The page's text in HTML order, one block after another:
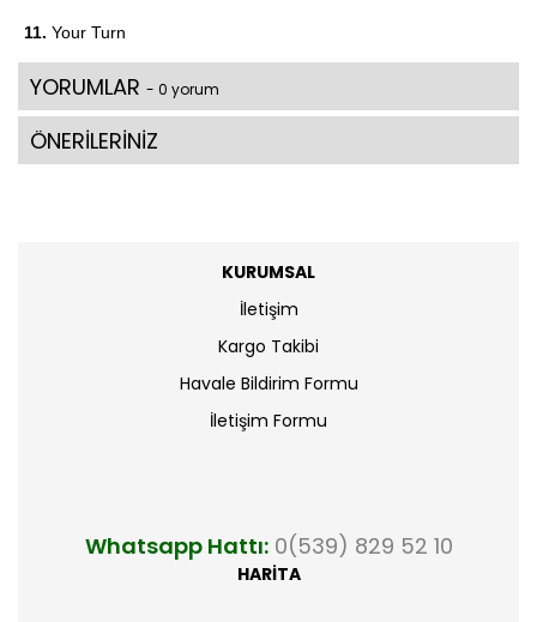
11. Your Turn
YORUMLAR - 0 yorum
ÖNERİLERİNİZ
KURUMSAL
İletişim
Kargo Takibi
Havale Bildirim Formu
İletişim Formu
Whatsapp Hattı: 0(539) 829 52 10
HARİTA